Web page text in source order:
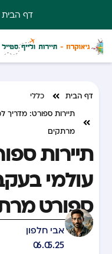
דף הבית
דף הבית
כללי
תיירות ספורט: מדריך
מרתקים
תיירות
עולמי
ספורט
אבי חלפון
06.05.25